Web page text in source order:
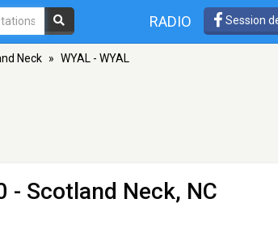
RADIO Session
Neck » WYAL - WYAL
- Scotland Neck, NC